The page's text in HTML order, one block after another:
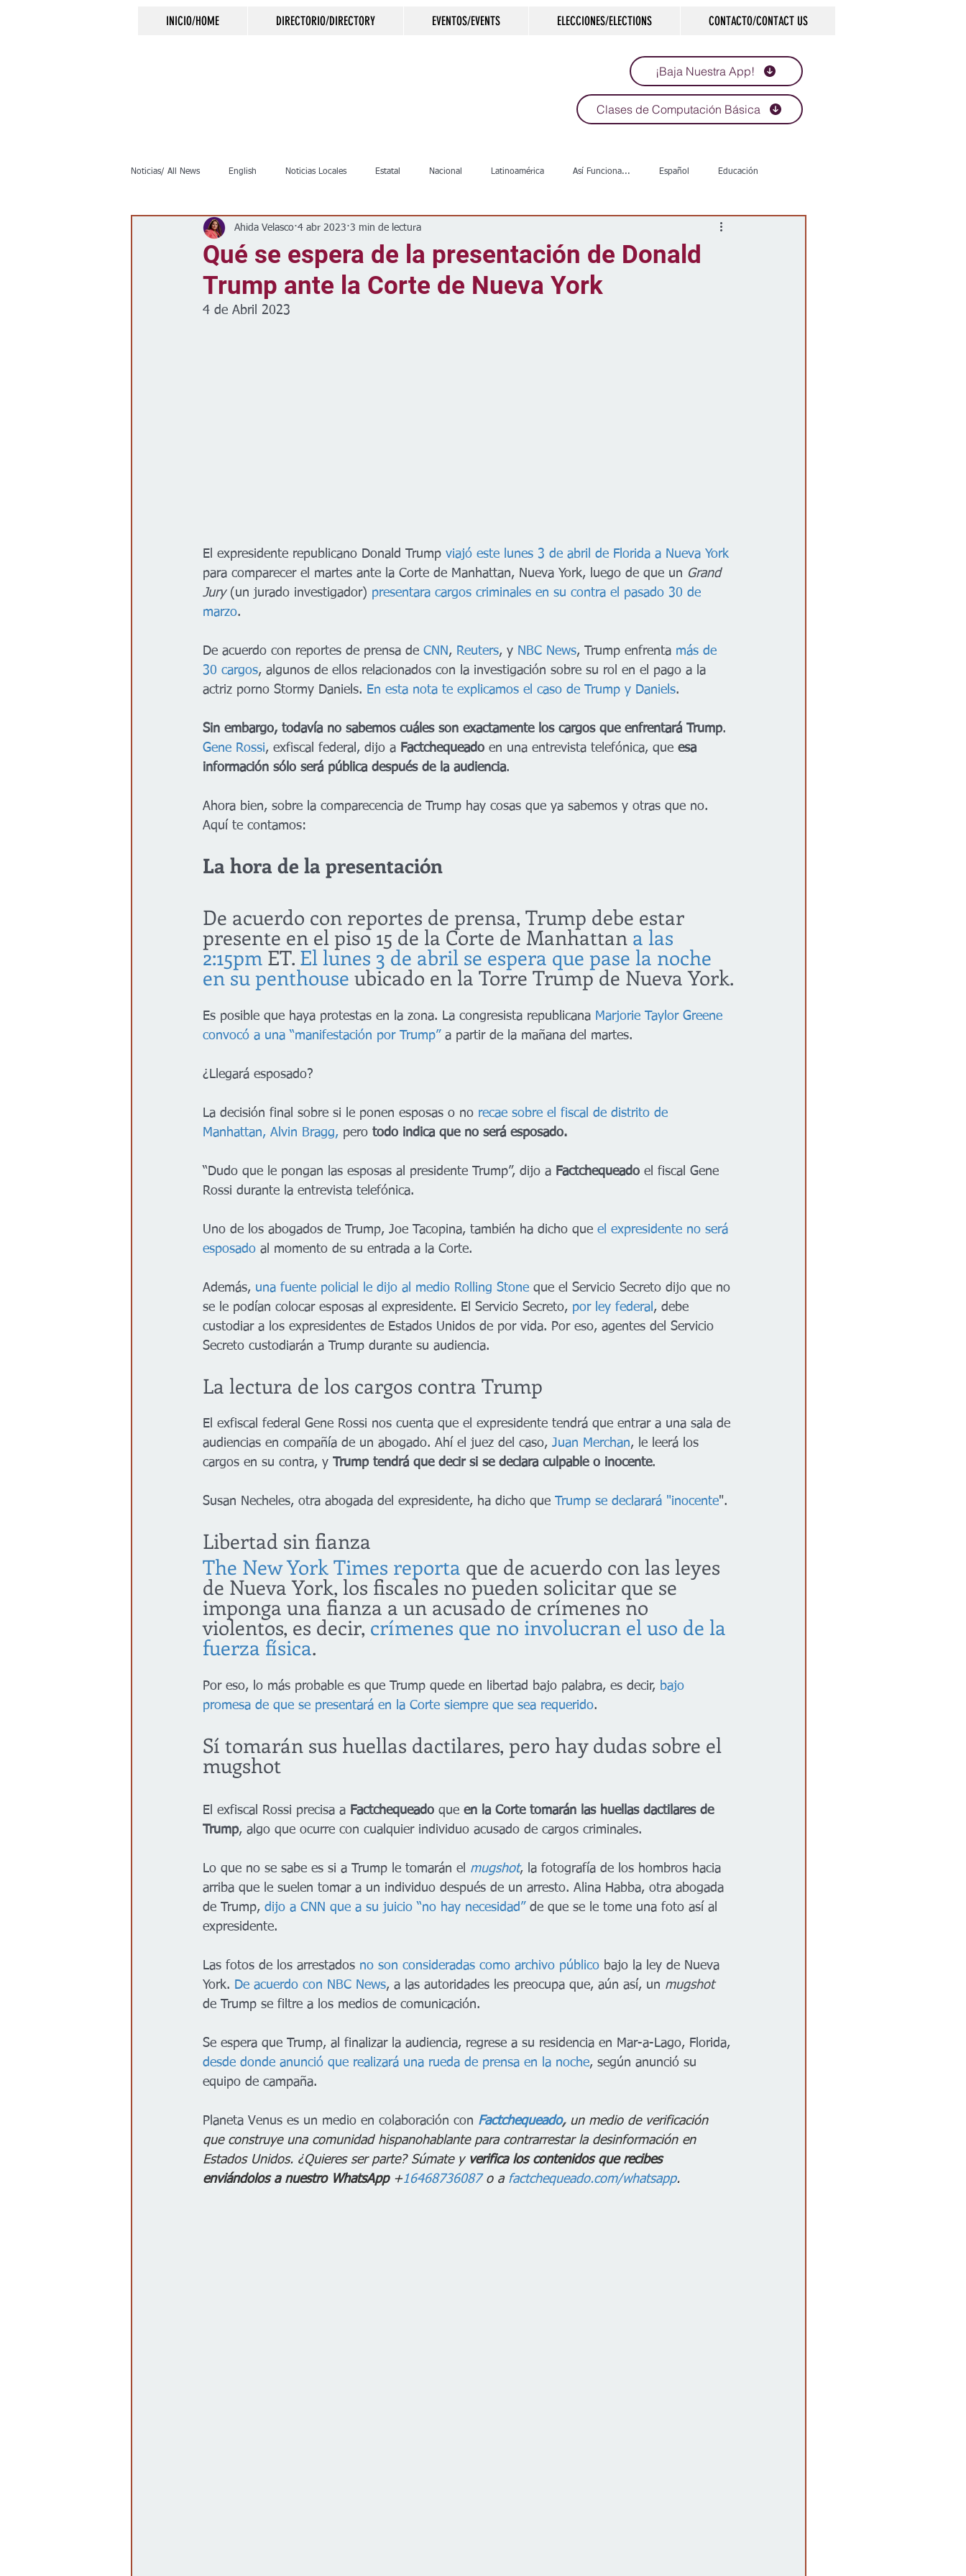
INICIO/HOME DIRECTORIO/DIRECTORY EVENTOS/EVENTS ELECCIONES/ELECTIONS CONTACTO/CONTACT US
¡Baja Nuestra App!
Clases de Computación Básica
Noticias/ All News English Noticias Locales Estatal Nacional Latinoamérica Así Funciona... Español Educación
Inmigración Crimen Negocios Salud Arte & Cultura
Clima Vivienda Escuelas Calles Desamparados Carreteras
Qué se espera de la presentación de Donald
Trump ante la Corte de Nueva York
Ahida Velasco 4 abr 2023 3 min de lectura
4 de Abril 2023
El expresidente republicano Donald Trump viajó este lunes 3 de abril de Florida a Nueva York
para comparecer el martes ante la Corte de Manhattan, Nueva York, luego de que un Grand
Jury (un jurado investigador) presentara cargos criminales en su contra el pasado 30 de
marzo.
De acuerdo con reportes de prensa de CNN , Reuters, y NBC News, Trump enfrenta más de
30 cargos, algunos de ellos relacionados con la investigación sobre su rol en el pago a la
actriz porno Stormy Daniels. En esta nota te explicamos el caso de Trump y Daniels.
Sin embargo, todavía no sabemos cuáles son exactamente los cargos que enfrentará Trump.
Gene Rossi, exfiscal federal, dijo a Factchequeado en una entrevista telefónica, que esa
información sólo será pública después de la audiencia.
Ahora bien, sobre la comparecencia de Trump hay cosas que ya sabemos y otras que no.
Aquí te contamos:
La hora de la presentación
De acuerdo con reportes de prensa, Trump debe estar
presente en el piso 15 de la Corte de Manhattan a las
2:15pm ET. El lunes 3 de abril se espera que pase la noche
en su penthouse ubicado en la Torre Trump de Nueva York.
Es posible que haya protestas en la zona. La congresista republicana Marjorie Taylor Greene
convocó a una “manifestación por Trump” a partir de la mañana del martes.
¿Llegará esposado?
La decisión final sobre si le ponen esposas o no recae sobre el fiscal de distrito de
Manhattan, Alvin Bragg, pero todo indica que no será esposado.
“Dudo que le pongan las esposas al presidente Trump”, dijo a Factchequeado el fiscal Gene
Rossi durante la entrevista telefónica.
Uno de los abogados de Trump, Joe Tacopina, también ha dicho que el expresidente no será
esposado al momento de su entrada a la Corte.
Además, una fuente policial le dijo al medio Rolling Stone que el Servicio Secreto dijo que no
se le podían colocar esposas al expresidente. El Servicio Secreto, por ley federal , debe
custodiar a los expresidentes de Estados Unidos de por vida. Por eso, agentes del Servicio
Secreto custodiarán a Trump durante su audiencia.
La lectura de los cargos contra Trump
El exfiscal federal Gene Rossi nos cuenta que el expresidente tendrá que entrar a una sala de
audiencias en compañía de un abogado. Ahí el juez del caso, Juan Merchan, le leerá los
cargos en su contra, y Trump tendrá que decir si se declara culpable o inocente.
Susan Necheles, otra abogada del expresidente, ha dicho que Trump se declarará "inocente".
Libertad sin fianza
The New York Times reporta que de acuerdo con las leyes
de Nueva York, los fiscales no pueden solicitar que se
imponga una fianza a un acusado de crímenes no
violentos, es decir, crímenes que no involucran el uso de la
fuerza física.
Por eso, lo más probable es que Trump quede en libertad bajo palabra, es decir, bajo
promesa de que se presentará en la Corte siempre que sea requerido.
Sí tomarán sus huellas dactilares, pero hay dudas sobre el
mugshot
El exfiscal Rossi precisa a Factchequeado que en la Corte tomarán las huellas dactilares de
Trump, algo que ocurre con cualquier individuo acusado de cargos criminales.
Lo que no se sabe es si a Trump le tomarán el mugshot, la fotografía de los hombros hacia
arriba que le suelen tomar a un individuo después de un arresto. Alina Habba, otra abogada
de Trump, dijo a CNN que a su juicio “no hay necesidad” de que se le tome una foto así al
expresidente.
Las fotos de los arrestados no son consideradas como archivo público bajo la ley de Nueva
York. De acuerdo con NBC News, a las autoridades les preocupa que, aún así, un mugshot
de Trump se filtre a los medios de comunicación.
Se espera que Trump, al finalizar la audiencia, regrese a su residencia en Mar-a-Lago, Florida,
desde donde anunció que realizará una rueda de prensa en la noche, según anunció su
equipo de campaña.
Planeta Venus es un medio en colaboración con Factchequeado, un medio de verificación
que construye una comunidad hispanohablante para contrarrestar la desinformación en
Estados Unidos. ¿Quieres ser parte? Súmate y verifica los contenidos que recibes
enviándolos a nuestro WhatsApp +16468736087 o a factchequeado.com/whatsapp.